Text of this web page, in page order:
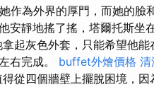
作為外界的厚門，而她的臉
安靜地搖了搖，塔爾托斯坐
拿起灰色外套，只能希望他能
右完成。 buffet外燴價格 清
從四個牆壁上擺脫困境，